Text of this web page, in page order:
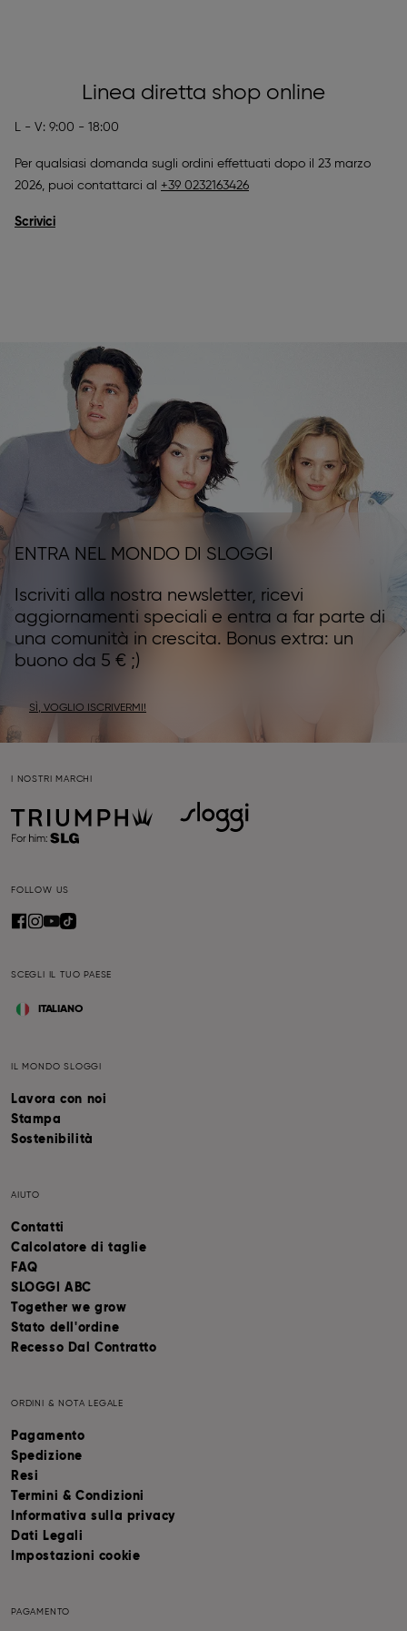
che verrà visualizzata.
Linea diretta shop online
L - V: 9:00 - 18:00
Per qualsiasi domanda sugli ordini effettuati dopo il 23 marzo
2026, puoi contattarci al +39 0232163426
Scrivici
ENTRA NEL MONDO DI SLOGGI
Iscriviti alla nostra newsletter, ricevi
aggiornamenti speciali e entra a far parte di
una comunità in crescita. Bonus extra: un
buono da 5 € ;)
SÌ, VOGLIO ISCRIVERMI!
I NOSTRI MARCHI
FOLLOW US
SCEGLI IL TUO PAESE
ITALIANO
IL MONDO SLOGGI
Lavora con noi
Stampa
Sostenibilità
AIUTO
Contatti
Calcolatore di taglie
FAQ
SLOGGI ABC
Together we grow
Stato dell'ordine
Recesso Dal Contratto
ORDINI & NOTA LEGALE
Pagamento
Spedizione
Resi
Termini & Condizioni
Informativa sulla privacy
Dati Legali
Impostazioni cookie
PAGAMENTO